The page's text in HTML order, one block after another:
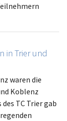
in Trier und
waren die
Koblenz
TC Trier gab